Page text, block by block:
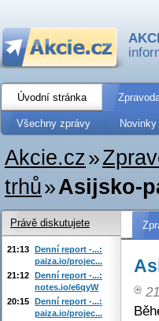
Úvodní stránka
Všechny zprávy
Akcie.cz»
trhů»Asijsko-
Právě diskutujete
21:13 Denní report -...:
paiza.io/projec...
21:12 Denní report -...:
notes.io/e6qyW
20:15 Denní report -...:
paiza.io/projec...